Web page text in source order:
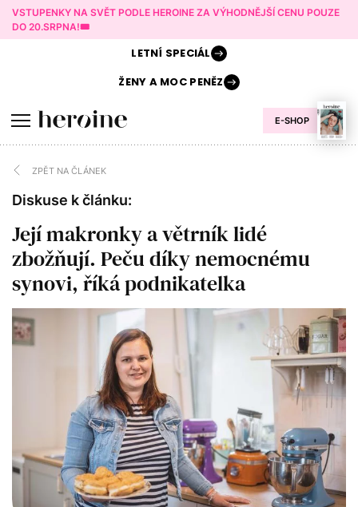
VSTUPENKY NA SVĚT PODLE HEROINE ZA VÝHODNĚJŠÍ CENU POUZE
DO 20.SRPNA!🎟️
E-SHOP
LETNÍ SPECIÁL
ŽENY AMOC PENĚZ
ZPĚT NA ČLÁNEK
Diskuse k článku:
Její makronky a větrník lidé
zbožňují. Peču díky nemocnému
synovi, říká podnikatelka